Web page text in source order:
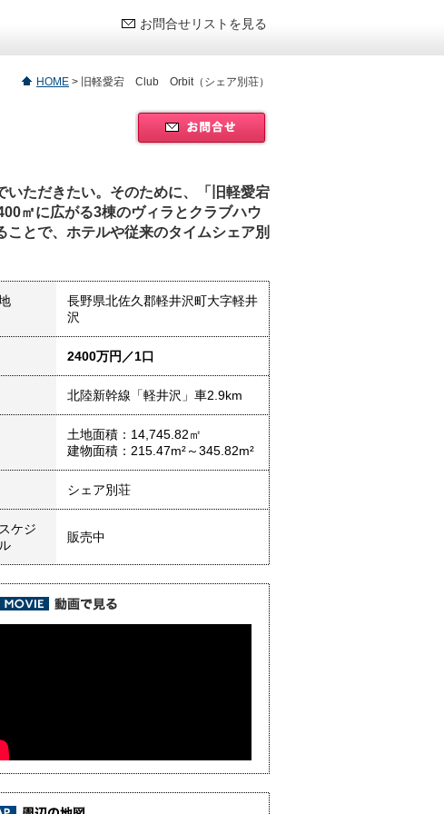
お問合せリストを見る
HOME > 旧軽愛宕 Club Orbit（シェア別荘）
ただきたい。そのために、「旧軽愛宕
㎡に広がる3棟のヴィラとクラブハウ
とで、ホテルや従来のタイムシェア別
長野県北佐久郡軽井沢町大字軽井
沢
2400万円／1口
北陸新幹線「軽井沢」車2.9km
土地面積：14,745.82㎡
建物面積：215.47m²～345.82m²
シェア別荘
ケジ
販売中